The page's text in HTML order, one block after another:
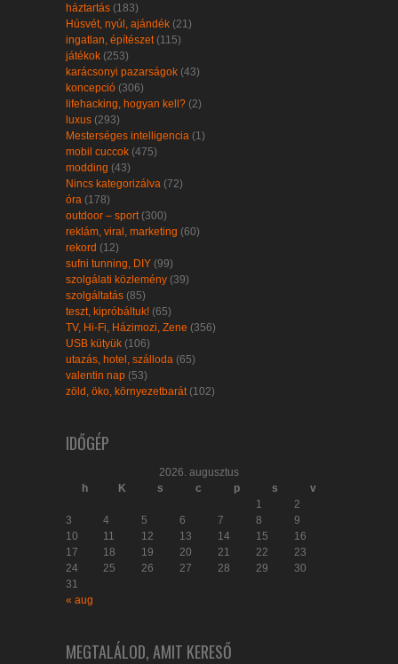
háztartás (183)
Húsvét, nyúl, ajándék (21)
ingatlan, építészet (115)
játékok (253)
karácsonyi pazarságok (43)
koncepció (306)
lifehacking, hogyan kell? (2)
luxus (293)
Mesterséges intelligencia (1)
mobil cuccok (475)
modding (43)
Nincs kategorizálva (72)
óra (178)
outdoor – sport (300)
reklám, viral, marketing (60)
rekord (12)
sufni tunning, DIY (99)
szolgálati közlemény (39)
szolgáltatás (85)
teszt, kipróbáltuk! (65)
TV, Hi-Fi, Házimozi, Zene (356)
USB kütyük (106)
utazás, hotel, szálloda (65)
valentin nap (53)
zöld, öko, környezetbarát (102)
IDŐGÉP
2026. augusztus
h
K s c p s
v
1
2
3
4 5 6 7 8
9
10
11 12 13 14 15
16
17
18 19 20 21 22
23
24
25 26 27 28 29
30
31
« aug
MEGTALÁLOD, AMIT KERESŐ